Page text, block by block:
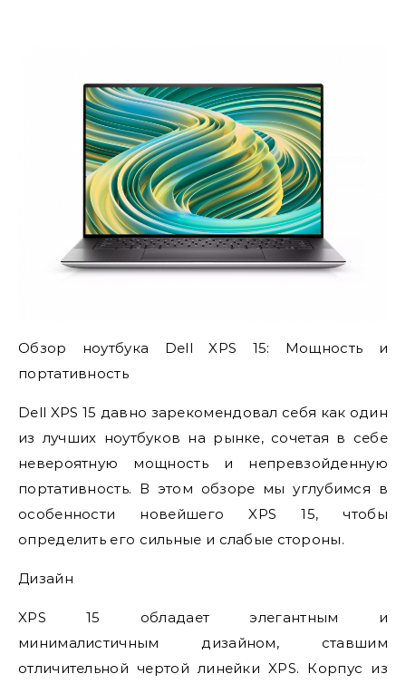
Обзор ноутбука Dell XPS 15: Мощность и
портативность
Dell XPS 15 давно зарекомендовал себя как один
из лучших ноутбуков на рынке, сочетая в себе
невероятную мощность и непревзойденную
портативность. В этом обзоре мы углубимся в
особенности новейшего XPS 15, чтобы
определить его сильные и слабые стороны.
Дизайн
XPS 15 обладает элегантным и
минималистичным дизайном, ставшим
отличительной чертой линейки XPS. Корпус из